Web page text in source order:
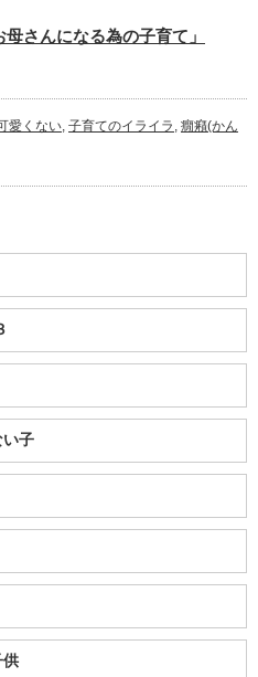
さんになる為の子育て」
愛くない, 子育てのイライラ , 癇癪(かん
い子
供